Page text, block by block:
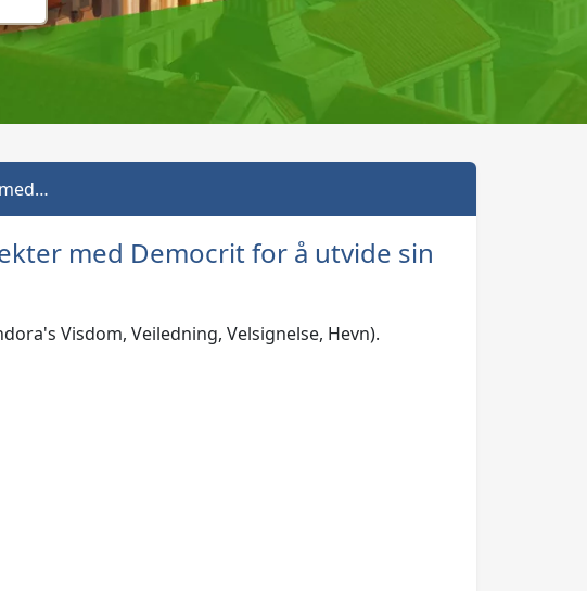
med Democrit for å utvide sin
Visdom, Veiledning, Velsignelse, Hevn).